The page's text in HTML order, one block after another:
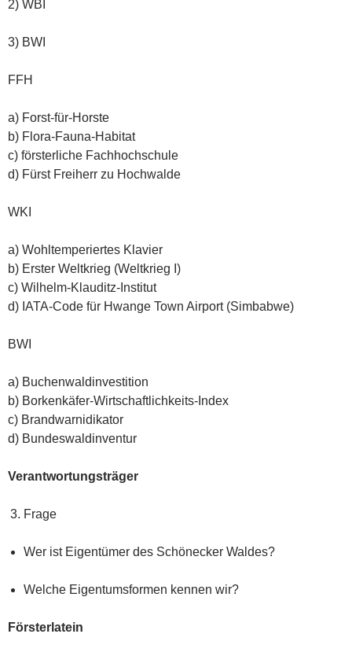
2) WBI
3) BWI
FFH
a) Forst-für-Horste
b) Flora-Fauna-Habitat
c) försterliche Fachhochschule
d) Fürst Freiherr zu Hochwalde
WKI
a) Wohltemperiertes Klavier
b) Erster Weltkrieg (Weltkrieg I)
c) Wilhelm-Klauditz-Institut
d) IATA-Code für Hwange Town Airport (Simbabwe)
BWI
a) Buchenwaldinvestition
b) Borkenkäfer-Wirtschaftlichkeits-Index
c) Brandwarnidikator
d) Bundeswaldinventur
Verantwortungsträger
Frage
Wer ist Eigentümer des Schönecker Waldes?
Welche Eigentumsformen kennen wir?
Försterlatein